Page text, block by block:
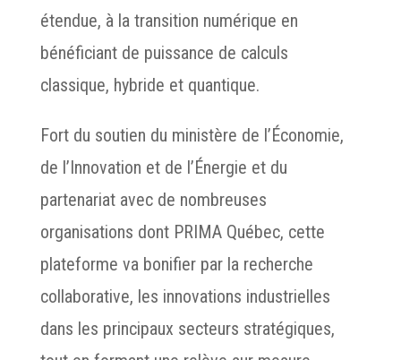
étendue, à la transition numérique en
bénéficiant de puissance de calculs
classique, hybride et quantique.
Fort du soutien du ministère de l’Économie,
de l’Innovation et de l’Énergie et du
partenariat avec de nombreuses
organisations dont PRIMA Québec, cette
plateforme va bonifier par la recherche
collaborative, les innovations industrielles
dans les principaux secteurs stratégiques,